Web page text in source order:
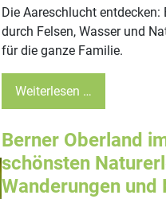
Die Aareschlucht
durch Felsen, Wasser und
für die ganze Familie.
Weiterlesen …
Berner Oberland
schönsten
Wanderungen und